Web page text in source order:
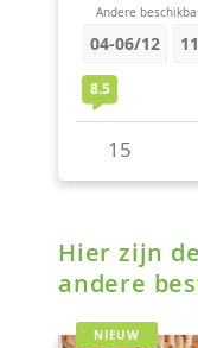
Hier zijn
andere